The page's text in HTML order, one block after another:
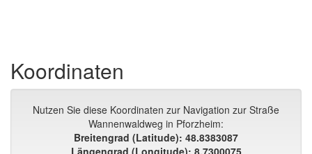
Koordinaten
Nutzen Sie diese Koordinaten zur Navigation zur Straße
Wannenwaldweg in Pforzheim:
Breitengrad (Latitude): 48.8383087